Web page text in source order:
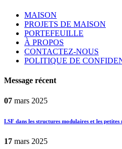
MAISON
PROJETS DE MAISON
PORTEFEUILLE
À PROPOS
CONTACTEZ-NOUS
POLITIQUE DE
Message récent
07 mars 2025
LSF dans les structures modulaires et les
17 mars 2025